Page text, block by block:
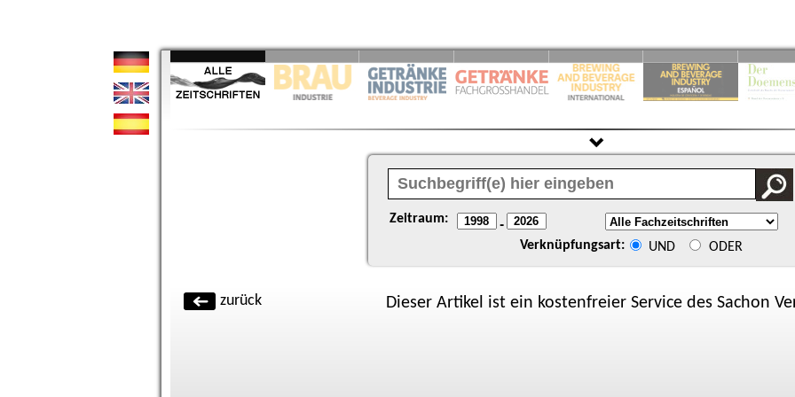
Zeitraum: -
Verknüpfungsart: UND ODER
zurück Dieser Artikel ist ein kostenfreier Service des Sachon